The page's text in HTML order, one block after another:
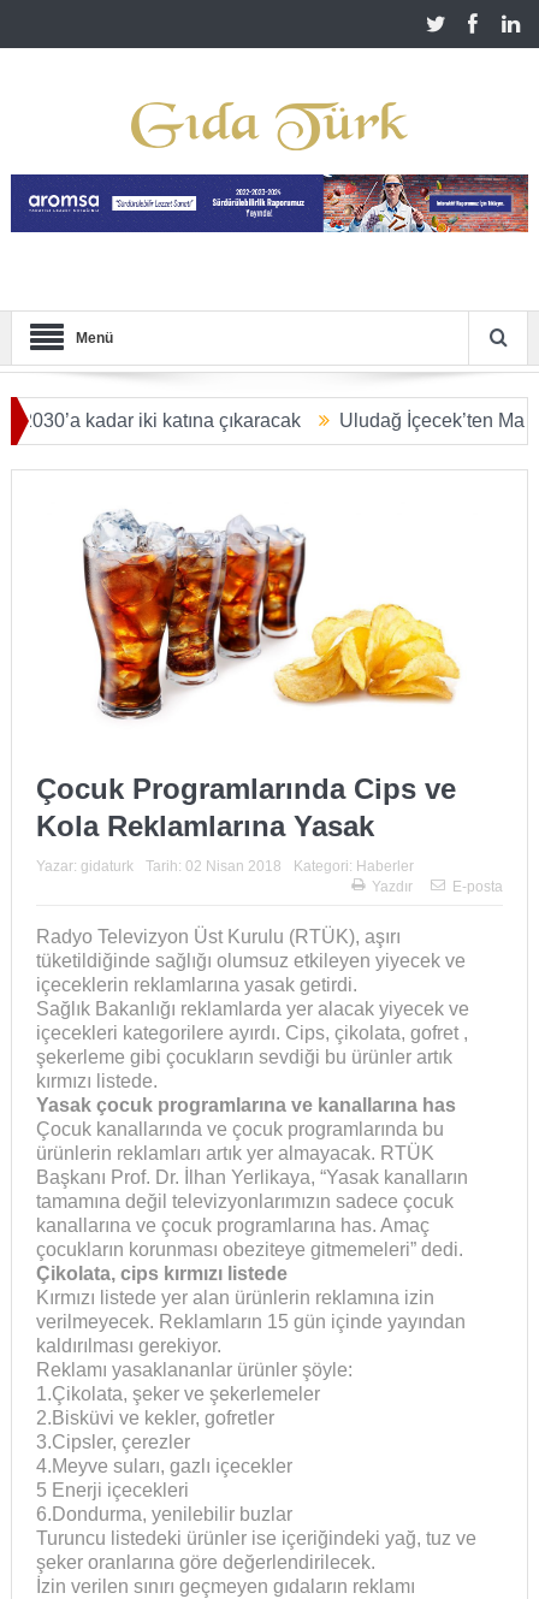
Menü
kadar iki katına çıkaracak Uludağ İçecek’ten Malatya’ya
DOLARA ULAŞACAK
Çocuk Programlarında Cips ve
Kola Reklamlarına Yasak
Yazar: gidaturk Tarih: 02 Nisan 2018 Kategori: Haberler
Yazdır
E-posta
Radyo Televizyon Üst Kurulu (RTÜK), aşırı
tüketildiğinde sağlığı olumsuz etkileyen yiyecek ve
içeceklerin reklamlarına yasak getirdi.
Sağlık Bakanlığı reklamlarda yer alacak yiyecek ve
içecekleri kategorilere ayırdı. Cips, çikolata, gofret ,
şekerleme gibi çocukların sevdiği bu ürünler artık
kırmızı listede.
Yasak çocuk programlarına ve kanallarına has
Çocuk kanallarında ve çocuk programlarında bu
ürünlerin reklamları artık yer almayacak. RTÜK
Başkanı Prof. Dr. İlhan Yerlikaya, “Yasak kanalların
tamamına değil televizyonlarımızın sadece çocuk
kanallarına ve çocuk programlarına has. Amaç
çocukların korunması obeziteye gitmemeleri” dedi.
Çikolata, cips kırmızı listede
Kırmızı listede yer alan ürünlerin reklamına izin
verilmeyecek. Reklamların 15 gün içinde yayından
kaldırılması gerekiyor.
Reklamı yasaklananlar ürünler şöyle:
1.Çikolata, şeker ve şekerlemeler
2.Bisküvi ve kekler, gofretler
3.Cipsler, çerezler
4.Meyve suları, gazlı içecekler
5 Enerji içecekleri
6.Dondurma, yenilebilir buzlar
Turuncu listedeki ürünler ise içeriğindeki yağ, tuz ve
şeker oranlarına göre değerlendirilecek.
İzin verilen sınırı geçmeyen gıdaların reklamı